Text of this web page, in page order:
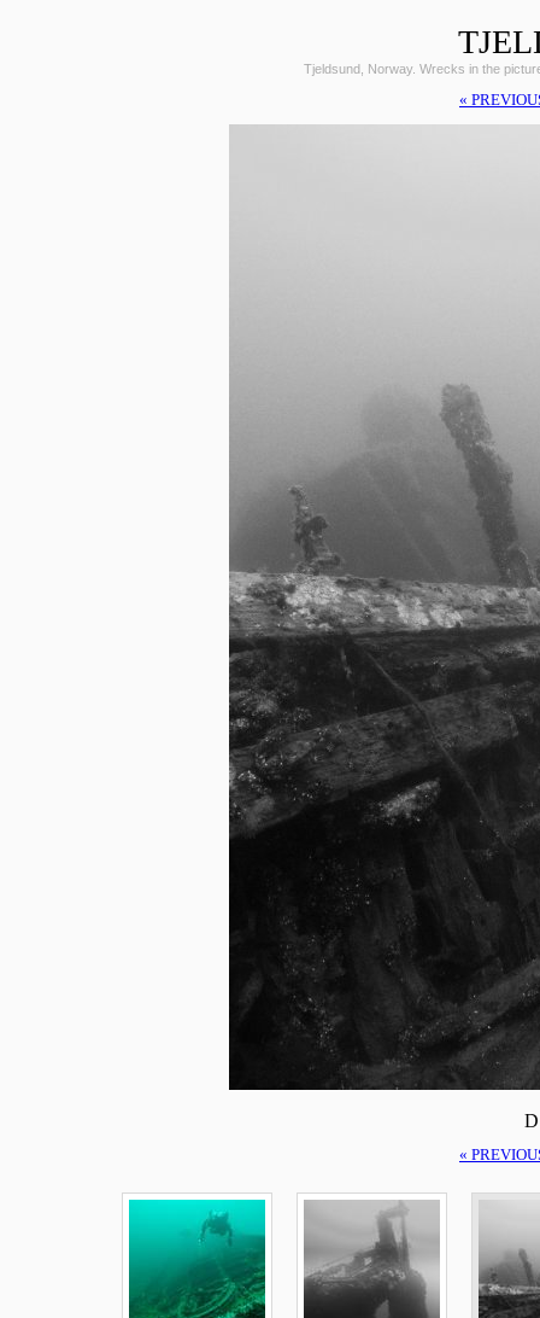
Tjeldsund, Norway. Wrecks in the
«
«